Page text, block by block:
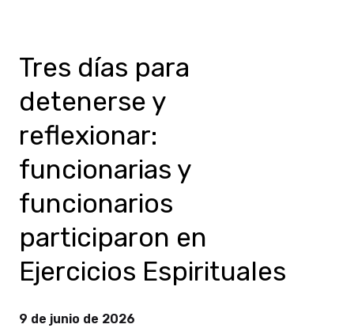
Tres días para
detenerse y
reflexionar:
funcionarias y
funcionarios
participaron en
Ejercicios Espirituales
9 de junio de 2026